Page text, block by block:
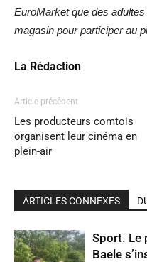
EuroMarket que des
magasin pour participer au
La Rédaction
Article précédent
Les producteurs comtois
organisent leur cinéma en
plein-air
ARTICLES CONNEXES
Sport. Le
Baele